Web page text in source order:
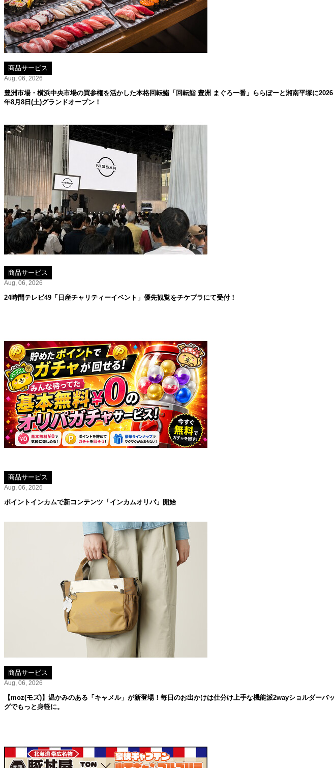
商品サービス
Aug, 06, 2026
豊洲市場・横浜中央市場の買参権を活かした本格回転鮨「回転鮨 豊洲 まぐろ一番」ららぽーと湘南平塚に2026
年8月8日(土)グランドオープン！
商品サービス
Aug, 06, 2026
24時間テレビ49「日産チャリティーイベント」優先観覧をチケプラにて受付！
商品サービス
Aug, 06, 2026
ポイントインカムで新コンテンツ「インカムオリパ」開始
商品サービス
Aug, 06, 2026
【moz(モズ)】温かみのある「キャメル」が新登場！毎日のお出かけは仕分け上手な機能派2wayショルダーバッ
グでもっと身軽に。